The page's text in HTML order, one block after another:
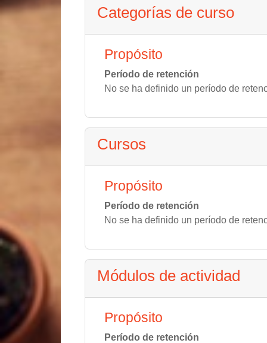
Categorías de curso
Propósito
Período de retención
No se ha definido un período de
Cursos
Propósito
Período de retención
No se ha definido un período de
Módulos de actividad
Propósito
Período de retención